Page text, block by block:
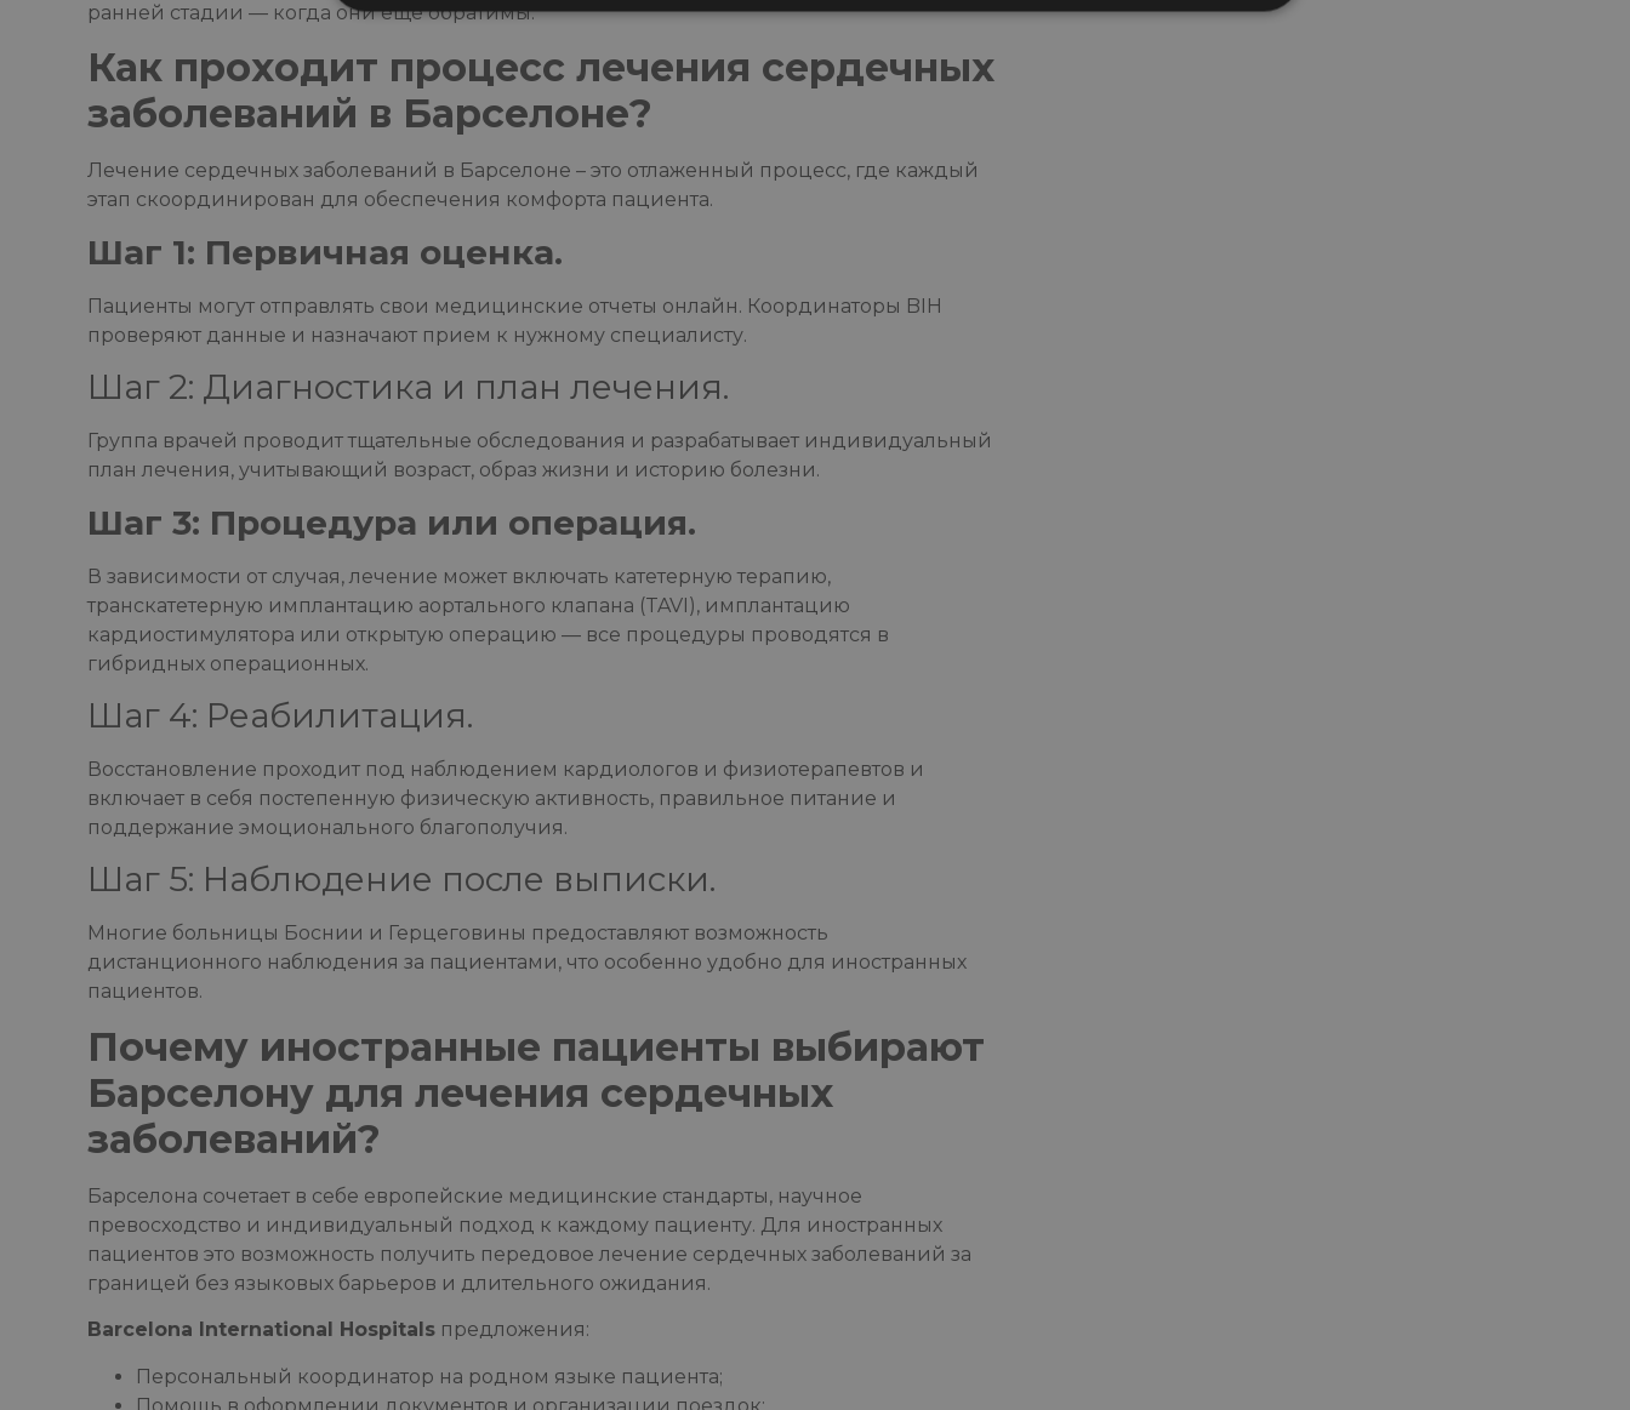
ранней стадии — когда они еще обратимы.
Как проходит процесс лечения сердечных
заболеваний в Барселоне?
Лечение сердечных заболеваний в Барселоне – это отлаженный процесс, где каждый
этап скоординирован для обеспечения комфорта пациента.
Шаг 1: Первичная оценка.
Пациенты могут отправлять свои медицинские отчеты онлайн. Координаторы BIH
проверяют данные и назначают прием к нужному специалисту.
Шаг 2: Диагностика и план лечения.
Группа врачей проводит тщательные обследования и разрабатывает индивидуальный
план лечения, учитывающий возраст, образ жизни и историю болезни.
Шаг 3: Процедура или операция.
В зависимости от случая, лечение может включать катетерную терапию,
транскатетерную имплантацию аортального клапана (TAVI), имплантацию
кардиостимулятора или открытую операцию — все процедуры проводятся в
гибридных операционных.
Шаг 4: Реабилитация.
Восстановление проходит под наблюдением кардиологов и физиотерапевтов и
включает в себя постепенную физическую активность, правильное питание и
поддержание эмоционального благополучия.
Шаг 5: Наблюдение после выписки.
Многие больницы Боснии и Герцеговины предоставляют возможность
дистанционного наблюдения за пациентами, что особенно удобно для иностранных
пациентов.
Почему иностранные пациенты выбирают
Барселону для лечения сердечных
заболеваний?
Барселона сочетает в себе европейские медицинские стандарты, научное
превосходство и индивидуальный подход к каждому пациенту. Для иностранных
пациентов это возможность получить передовое лечение сердечных заболеваний за
границей без языковых барьеров и длительного ожидания.
Barcelona International Hospitals предложения:
Персональный координатор на родном языке пациента;
Помощь в оформлении документов и организации поездок;